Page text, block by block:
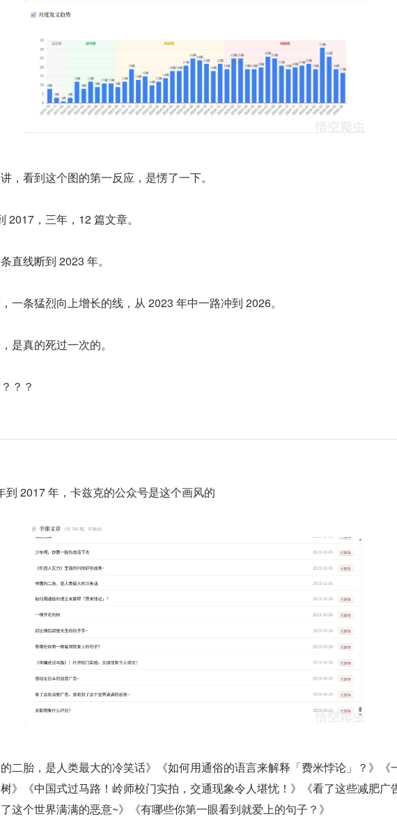
，看到这个图的第一反应，是愣了一下。
2017，三年，12 篇文章。
直线断到 2023 年。
一条猛烈向上增长的线，从 2023 年中一路冲到 2026。
是真的死过一次的。
？？
到 2017 年，卡兹克的公众号是这个画风的
的二胎，是人类最大的冷笑话》《如何用通俗的语言来解释「费米悖论」？》《
》《中国式过马路！岭师校门实拍，交通现象令人堪忧！》《看了这些减肥广
这个世界满满的恶意~》《有哪些你第一眼看到就爱上的句子？》